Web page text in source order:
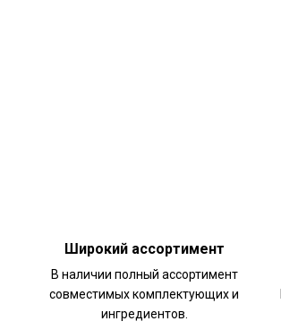
Широкий ассортимент
В наличии полный ассортимент
совместимых комплектующих и
ингредиентов.